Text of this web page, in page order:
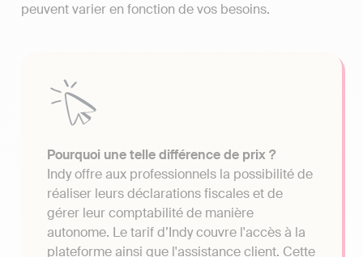
peuvent varier en fonction de vos besoins.
Pourquoi une telle différence de prix ?
Indy offre aux professionnels la possibilité de
réaliser leurs déclarations fiscales et de
gérer leur comptabilité de manière
autonome. Le tarif d’Indy couvre l'accès à la
plateforme ainsi que l'assistance client. Cette